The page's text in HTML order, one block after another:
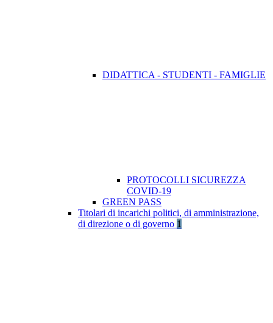
DIDATTICA - STUDENTI - FAMIGLIE
PROTOCOLLI SICUREZZA
COVID-19
GREEN PASS
Titolari di incarichi politici, di amministrazione,
di direzione o di governo 1